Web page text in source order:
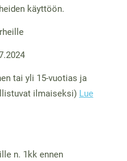
käyttöön.
tai yli 15-vuotias ja
ilmaiseksi) Lue
n. 1kk ennen